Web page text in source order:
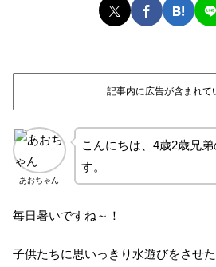
記事内に広告が含まれて
あおちゃん
こんにちは、4歳2歳兄
す。
毎日暑いですね～！
子供たちに思いっきり水遊びをさせ